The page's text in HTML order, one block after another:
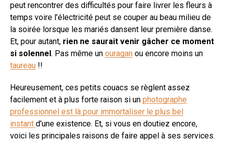
peut rencontrer des difficultés pour faire livrer les fleurs à
temps voire l’électricité peut se couper au beau milieu de
la soirée lorsque les mariés dansent leur première danse.
Et, pour autant, rien ne saurait venir gâcher ce moment
si solennel . Pas même un ouragan ou encore moins un
taureau !!
Heureusement, ces petits couacs se règlent assez
facilement et à plus forte raison si un photographe
professionnel est là pour immortaliser le plus bel
instant d’une existence. Et, si vous en doutiez encore,
voici les principales raisons de faire appel à ses services.